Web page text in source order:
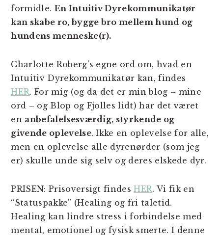
formidle. En Intuitiv Dyrekommunikatør
kan skabe ro, bygge bro mellem hund og
hundens menneske(r).
Charlotte Roberg’s egne ord om, hvad en
Intuitiv Dyrekommunikatør kan, findes
HER. For mig (og da det er min blog – mine
ord – og Blop og Fjolles lidt) har det været
en anbefalelsesværdig, styrkende og
givende oplevelse. Ikke en oplevelse for alle,
men en oplevelse alle dyrenørder (som jeg
er) skulle unde sig selv og deres elskede dyr.
PRISEN: Prisoversigt findesHER. Vi fik en
“Statuspakke” (Healing og fri taletid.
Healing kan lindre stress i forbindelse med
mental, emotionel og fysisk smerte. I denne